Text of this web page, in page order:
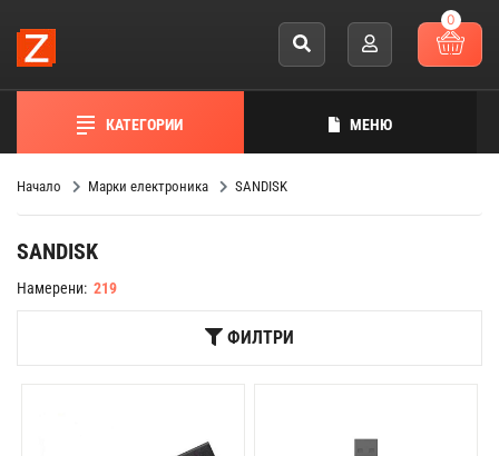
0
КАТЕГОРИИ МЕНЮ
Начало Марки електроника SANDISK
SANDISK
Намерени: 219
ФИЛТРИ